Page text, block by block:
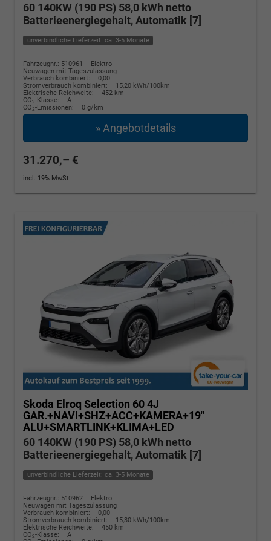
60 140KW (190 PS) 58,0 kWh netto
Batterieenergiegehalt, Automatik [7]
unverbindliche Lieferzeit: ca. 3-5 Monate
Fahrzeugnr.: 510961
Elektro
Neuwagen mit Tageszulassung
Verbrauch kombiniert:
0,00
Stromverbrauch kombiniert:
15,20 kWh/100km
Elektrische Reichweite:
452 km
CO2-Klasse:
A
CO2-Emissionen: 0 g/km
» Angebotdetails
31.270,– €
incl. 19% MwSt.
Skoda Elroq Selection 60 4J
GAR.+NAVI+SHZ+ACC+KAMERA+19"
ALU+SMARTLINK+KLIMA+LED
60 140KW (190 PS) 58,0 kWh netto
Batterieenergiegehalt, Automatik [7]
unverbindliche Lieferzeit: ca. 3-5 Monate
Fahrzeugnr.: 510962
Elektro
Neuwagen mit Tageszulassung
Verbrauch kombiniert:
0,00
Stromverbrauch kombiniert:
15,30 kWh/100km
Elektrische Reichweite:
450 km
CO2-Klasse:
A